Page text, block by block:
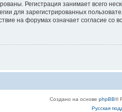
Регистрация занимает всего
для зарегистрированных
на форумах означает согласие со
Создано на основе phpBB®
Русская